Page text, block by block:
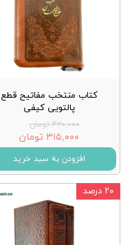
کتاب منتخب مفاتیح قطع
پالتویی کیفی
۴۲۰,۰۰۰ تومان
۳۱۵,۰۰۰ تومان
افزودن به سبد خرید
۲۰ درصد